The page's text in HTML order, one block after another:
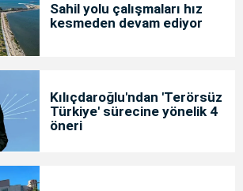
Sahil yolu çalışmaları hız
kesmeden devam ediyor
Kılıçdaroğlu'ndan 'Terörsüz
Türkiye' sürecine yönelik 4
öneri